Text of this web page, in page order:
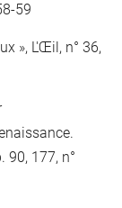
59
», L'Œil, n° 36,
90, 177, n°